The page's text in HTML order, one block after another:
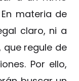
materia de
claro, ni a
que regule de
Por ello,